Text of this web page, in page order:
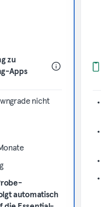
zu
Apps
nicht
automatisch